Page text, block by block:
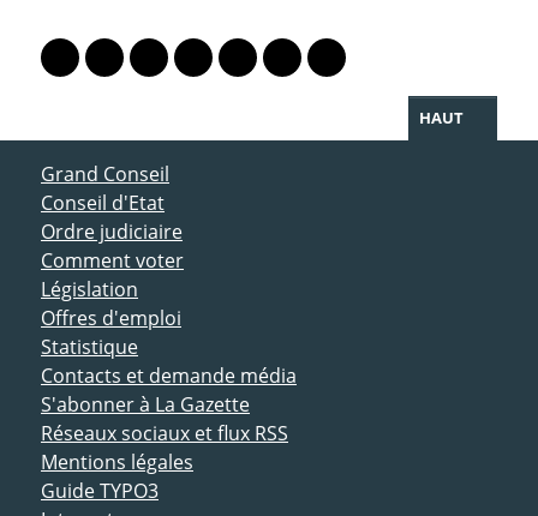
Lien vers le profil Mastodon
Lien vers le profil Bluesky
Lien vers le profil Instagram
Lien vers le profil Linkedin
Lien vers le profil Facebook
Lien vers le profil Twitter
Partager par WhatsApp
HAUT
ACCÈS DIRECT
Grand Conseil
Conseil d'Etat
Ordre judiciaire
Comment voter
Législation
Offres d'emploi
Statistique
Contacts et demande média
S'abonner à La Gazette
Réseaux sociaux et flux RSS
Mentions légales
Guide TYPO3